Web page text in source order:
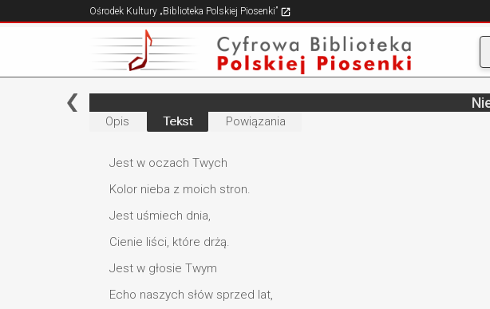
Ośrodek Kultury „Biblioteka Polskiej Piosenki”
Opis Tekst Powiązania
Jest w oczach Twych
Kolor nieba z moich stron.
Jest uśmiech dnia,
Cienie liści, które drżą.
Jest w głosie Twym
Echo naszych słów sprzed lat,